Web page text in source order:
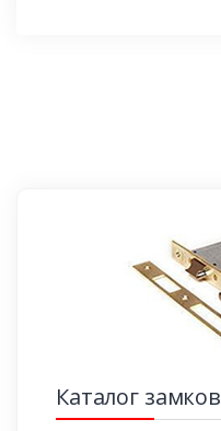
Каталог замков